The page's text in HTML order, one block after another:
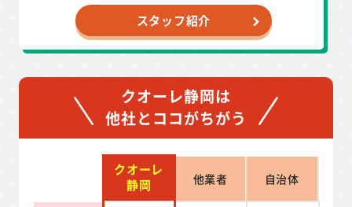
スタッフ紹介
クオーレ静岡は
他社とココがちがう
クオーレ
静岡
他業者 自治体